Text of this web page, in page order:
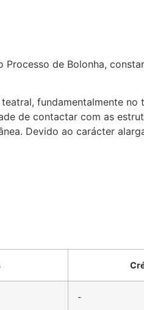
de Bolonha,
fundamentalmente
de contactar com as
Devido ao carácter
-